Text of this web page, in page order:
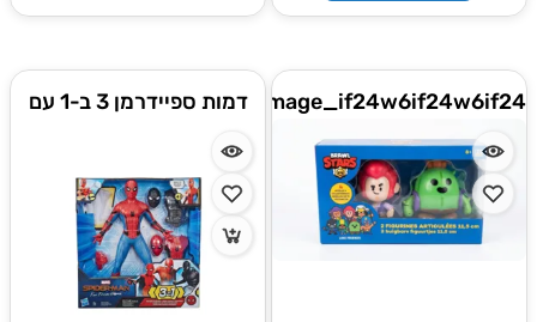
Gemini_Generated_Image_if24w6if24w6if24דמות ספיידרמן 3 ב-1 עם